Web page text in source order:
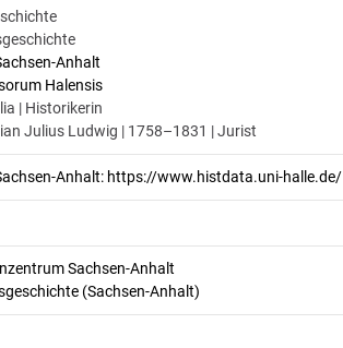
Anhalt
Halensis
| Historikerin
Julius Ludwig | 1758–1831 | Jurist
Anhalt: https://www.histdata.uni-halle.de/
Sachsen-Anhalt
(Sachsen-Anhalt)